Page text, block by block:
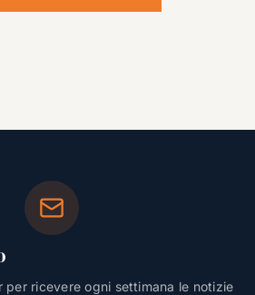
per ricevere ogni settimana le notizie